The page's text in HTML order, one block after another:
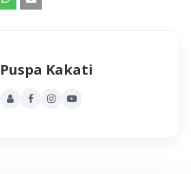
Puspa Kakati